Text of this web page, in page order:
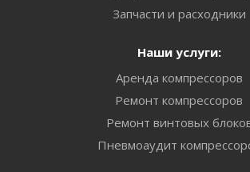
Запчасти и расходники
Наши услуги:
Аренда компрессоров
Ремонт компрессоров
Ремонт винтовых
Пневмоаудит